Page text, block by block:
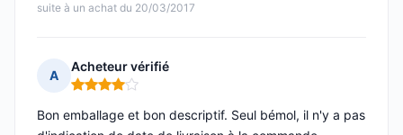
suite à un achat du 20/03/2017
A
Acheteur vérifié
Note : 4 sur 5
Bon emballage et bon descriptif. Seul bémol, il n'y a pas